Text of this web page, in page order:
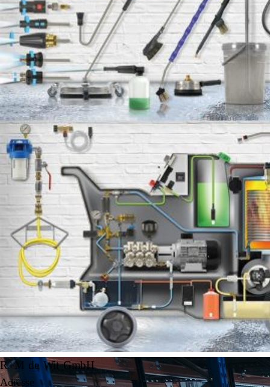
R+M de Wit GmbH
Adresse